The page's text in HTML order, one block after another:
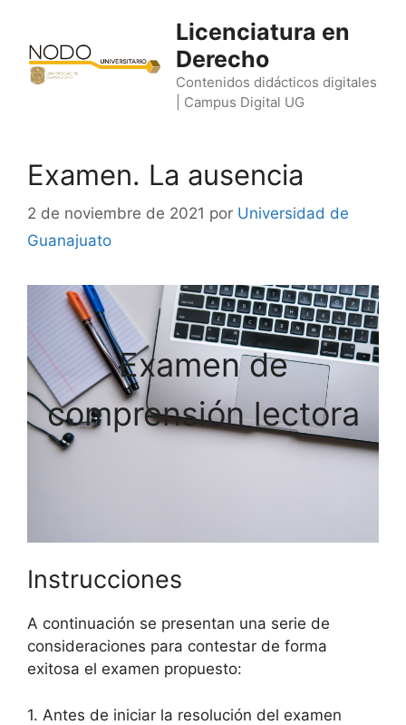
contenido
Licenciatura en
Derecho
Contenidos didácticos digitales
| Campus Digital UG
Examen. La ausencia
2 de noviembre de 2021 por Universidad de
Guanajuato
Examen de
comprensión lectora
Instrucciones
A continuación se presentan una serie de
consideraciones para contestar de forma
exitosa el examen propuesto:
1. Antes de iniciar la resolución del examen